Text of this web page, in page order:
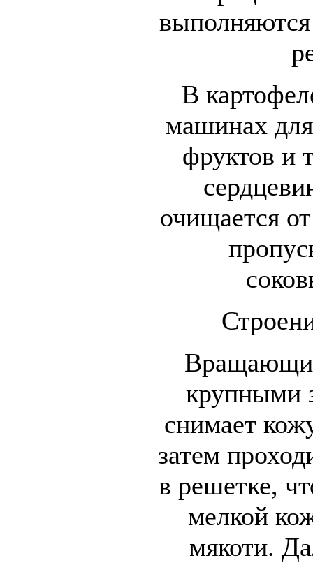
В
машинах
фруктов и
очищается
крупными
снимает
затем
в решетке,
мелкой
мякоти.